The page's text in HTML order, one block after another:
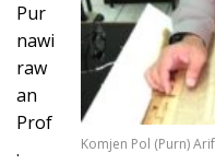
Komjen Pol (Purn)
Pur
nawi
raw
an
Prof
.